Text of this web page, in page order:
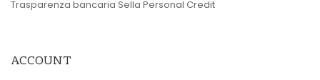
Trasparenza bancaria Sella Personal Credit
ACCOUNT